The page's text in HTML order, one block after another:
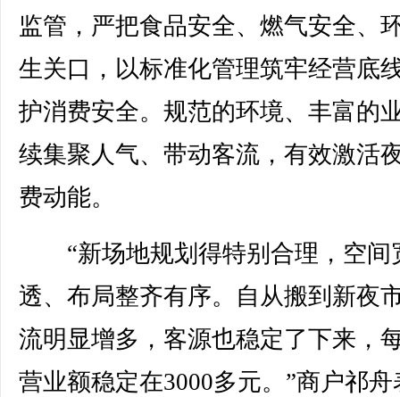
监管，严把食品安全、燃气安全、
生关口，以标准化管理筑牢经营底
护消费安全。规范的环境、丰富的
续集聚人气、带动客流，有效激活
费动能。
“新场地规划得特别合理，空间
透、布局整齐有序。自从搬到新夜
流明显增多，客源也稳定了下来，
营业额稳定在3000多元。”商户祁舟